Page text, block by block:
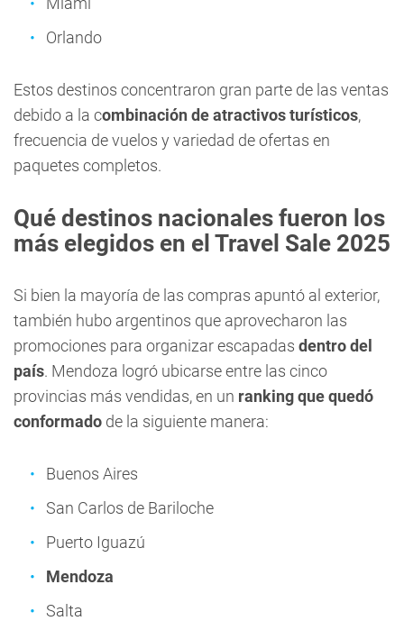
Orlando
Estos destinos concentraron gran parte de las ventas
debido a la combinación de atractivos turísticos,
frecuencia de vuelos y variedad de ofertas en
paquetes completos.
Qué destinos nacionales fueron los
más elegidos en el Travel Sale 2025
Si bien la mayoría de las compras apuntó al exterior,
también hubo argentinos que aprovecharon las
promociones para organizar escapadas dentro del
país. Mendoza logró ubicarse entre las cinco
provincias más vendidas, en un ranking que quedó
conformado de la siguiente manera:
Buenos Aires
San Carlos de Bariloche
Puerto Iguazú
Mendoza
Salta